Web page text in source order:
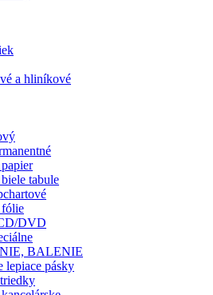
a hliníkové
tabule
fólie
DVD
BALENIE
lepiace pásky